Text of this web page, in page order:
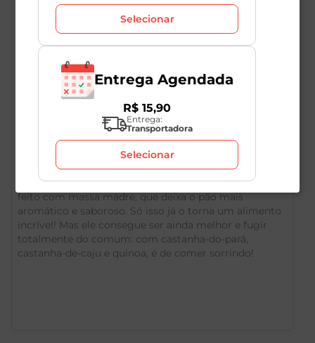
Descrição do Produto
100% sabor, aroma e textura. E assim como você, é
cheia de vontades. 100% sabor, aroma e textura. E
assim como você, é cheia de vontades. Este pão é
difícil de comparar e muito fácil de se apaixonar! Ele é
feito com massa madre, que deixa o pão mais
aromático e saboroso. Só isso já o torna um alimento
incrível! Mas ele consegue ser ainda melhor e fugir
totalmente do comum: com castanha-do-pará,
castanha-de-caju e quinoa, é de comer sorrindo!
Selecionar
Entrega Agendada
R$ 15,90
Entrega:
Transportadora
Selecionar